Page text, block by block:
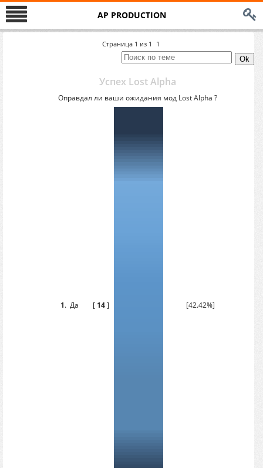
AP PRODUCTION
Страница 1 из 1 1
Успех Lost Alpha
Оправдал ли ваши ожидания мод Lost Alpha ?
1. Да [ 14] [42.42%]